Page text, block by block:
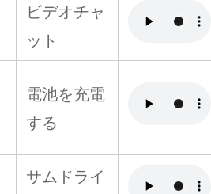
ビデオチャ
ット
電池を充電
する
サムドライ